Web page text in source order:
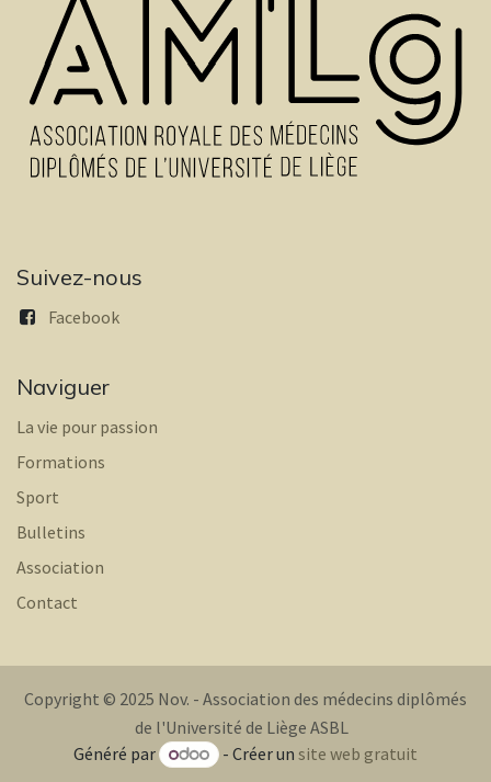
Suivez-nous
Facebook
Naviguer
La vie pour passion
Formations
Sport
Bulletins
Association
Contact
Copyright © 2025 Nov. - Association des médecins diplômés
de l'Université de Liège ASBL
Généré par
- Créer un site web gratuit